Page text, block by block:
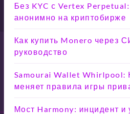
Без KYC с Vertex Perpetual:
анонимно на криптобирже
Как купить Monero через
руководство
Samourai Wallet Whirlpool:
меняет правила игры
Мост Harmony: инцидент и